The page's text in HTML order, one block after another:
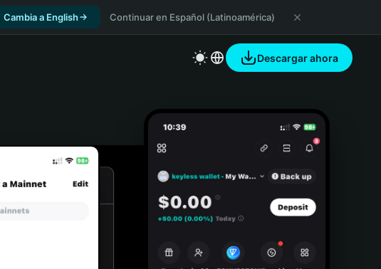
Cambia a English Continuar en Español (Latinoamérica)
Descargar ahora